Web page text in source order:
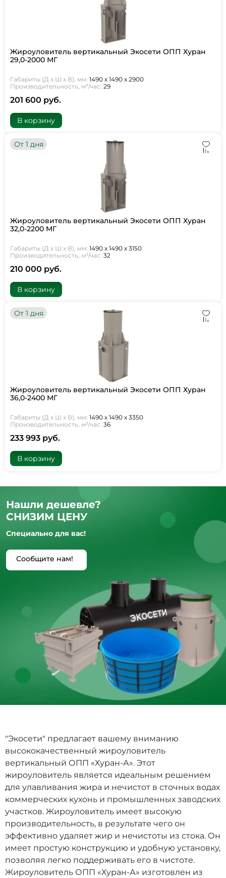
Жироуловитель вертикальный Экосети ОПП Хуран
29,0-2000 МГ
Габариты (Д х Ш х В), мм: 1490 х 1490 х 2900
Производительность, м³/час: 29
201 600 руб.
В корзину
От 1 дня
Жироуловитель вертикальный Экосети ОПП Хуран
32,0-2200 МГ
Габариты (Д х Ш х В), мм: 1490 х 1490 х 3150
Производительность, м³/час: 32
210 000 руб.
В корзину
От 1 дня
Жироуловитель вертикальный Экосети ОПП Хуран
36,0-2400 МГ
Габариты (Д х Ш х В), мм: 1490 х 1490 х 3350
Производительность, м³/час: 36
233 993 руб.
В корзину
Нашли дешевле?
СНИЗИМ ЦЕНУ
Специально для вас!
Сообщите нам!
"Экосети" предлагает вашему вниманию
высококачественный жироуловитель
вертикальный ОПП «Хуран-А». Этот
жироуловитель является идеальным решением
для улавливания жира и нечистот в сточных водах
коммерческих кухонь и промышленных заводских
участков. Жироуловитель имеет высокую
производительность, в результате чего он
эффективно удаляет жир и нечистоты из стока. Он
имеет простую конструкцию и удобную установку,
позволяя легко поддерживать его в чистоте.
Жироуловитель ОПП «Хуран-А» изготовлен из